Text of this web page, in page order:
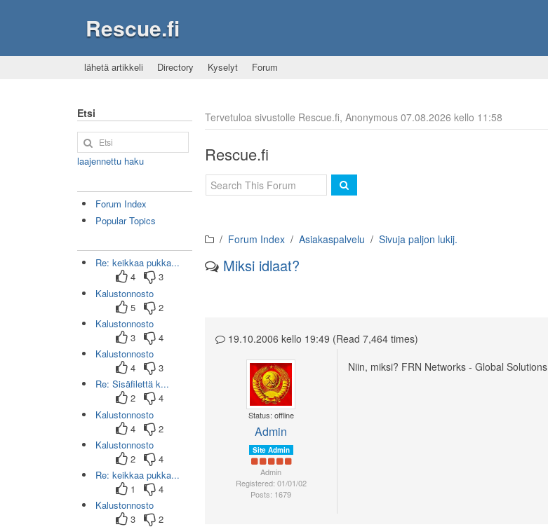
Rescue.fi
lähetä artikkeli Directory Kyselyt Forum
Tervetuloa sivustolle Rescue.fi, Anonymous 07.08.2026 kello 11:58
Rescue.fi
Forum Index Asiakaspalvelu Sivuja paljon lukij.
Miksi idlaat?
19.10.2006 kello 19:49 (Read 7,464 times)
Status: offline
Admin
Site Admin
Admin
Registered: 01/01/02
Posts: 1679
Niin, miksi? FRN Networks - Global Solutions
Etsi
laajennettu haku
Forum Index
Popular Topics
Re: keikkaa pukka...
4
3
Kalustonnosto
5
2
Kalustonnosto
3
4
Kalustonnosto
4
3
Re: Sisäfilettä k...
2
4
Kalustonnosto
4
2
Kalustonnosto
2
4
Re: keikkaa pukka...
1
4
Kalustonnosto
3
2